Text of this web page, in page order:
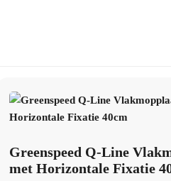
Greenspeed Q-Line
met Horizontale Fixatie